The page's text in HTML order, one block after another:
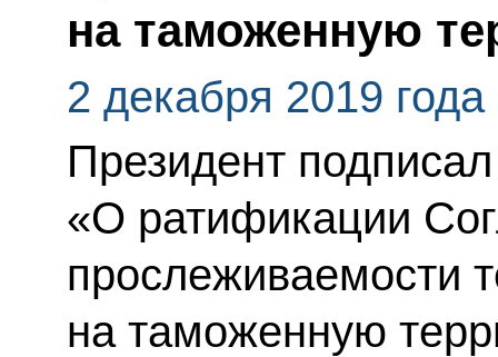
на таможенную
2 декабря 2019 года
Президент
«О ратификации
прослеживаемости
на таможенную